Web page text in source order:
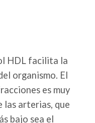
HDL facilita la
organismo. El
es muy
las arterias, que
bajo sea el